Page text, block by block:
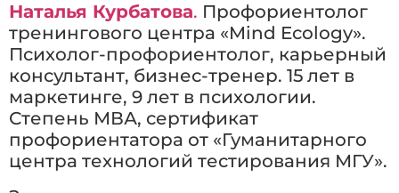
Наталья Курбатова. Профориентолог
тренингового центра «Mind Ecology».
Психолог-профориентолог, карьерный
консультант, бизнес-тренер. 15 лет в
маркетинге, 9 лет в психологии.
Степень МВА, сертификат
профориентатора от «Гуманитарного
центра технологий тестирования МГУ».